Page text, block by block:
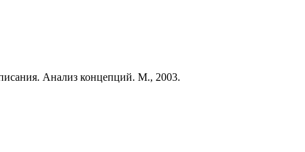
Анализ концепций. М., 2003.